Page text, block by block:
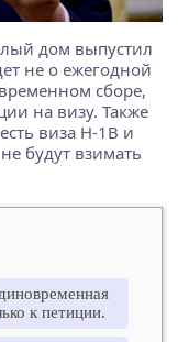
дом выпустил
не о ежегодной
сборе,
на визу. Также
виза H-1B и
будут взимать
к петиции.